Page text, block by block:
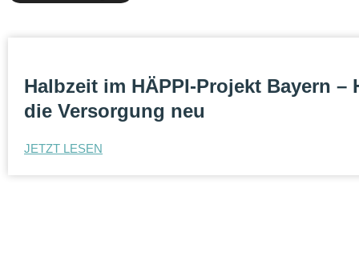
Halbzeit im HÄPPI-Projekt Bayern –
die Versorgung neu
JETZT LESEN